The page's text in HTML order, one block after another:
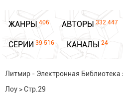
ЖАНРЫ 406 АВТОРЫ 332 447
СЕРИИ 39 516 КАНАЛЫ 24
Литмир - Электронная Библиотека
Лоу >Стр.29